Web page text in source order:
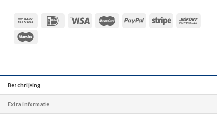
Beschrijving
Extra informatie